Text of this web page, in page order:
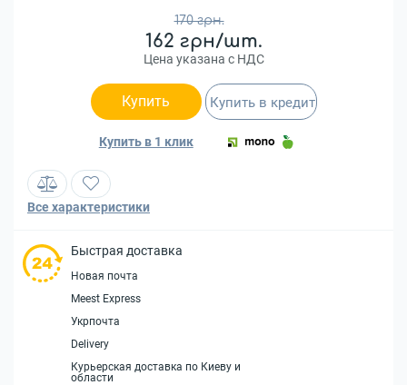
170 грн.
162 грн/шт.
Цена указана с НДС
Купить
Купить в 1 клик
Купить в кредит
Все характеристики
Быстрая доставка
Новая почта
Meest Express
Укрпочта
Delivery
Курьерская доставка по Киеву и
области